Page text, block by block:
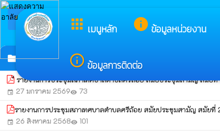
apps เมนูหลัก info ข้อมูลหน่วยงาน
info_outline ข้อมูลการติดต่อ
arrow_back_ios กลับเมนูหลัก
folderรายงานการประชุมสภา
รายงานการประชุมสภาเทศบาลตำบลศรีถ้อย สมัยประชุมสามัญ สมั
event 27 มกราคม 2569visibility 73
รายงานการประชุมสภาเทศบาลตำบลศรีถ้อย สมัยประชุมสามัญ สมัยที่
event 26 สิงหาคม 2568visibility 101